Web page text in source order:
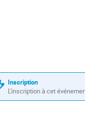
Inscription
L'inscription à cet